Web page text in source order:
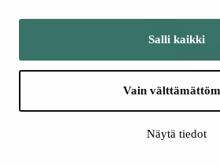
Salli kaikki
Vain
Näytä tiedot